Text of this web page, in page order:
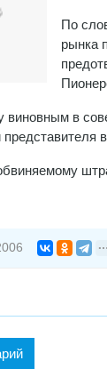
По
рынка
виновным в